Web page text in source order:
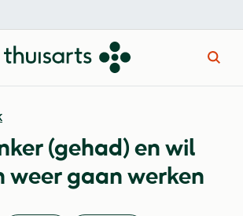
(gehad) en wil
weer gaan werken